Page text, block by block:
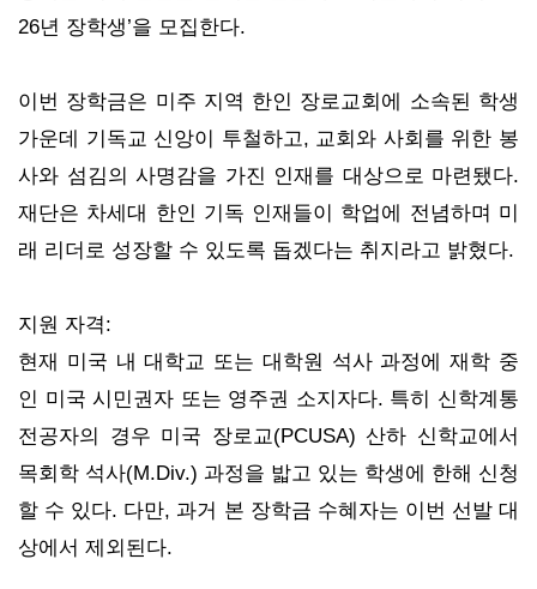
26년 장학생’을 모집한다.
이번 장학금은 미주 지역 한인 장로교회에 소속된 학생
가운데 기독교 신앙이 투철하고, 교회와 사회를 위한 봉
사와 섬김의 사명감을 가진 인재를 대상으로 마련됐다.
재단은 차세대 한인 기독 인재들이 학업에 전념하며 미
래 리더로 성장할 수 있도록 돕겠다는 취지라고 밝혔다.
지원 자격:
현재 미국 내 대학교 또는 대학원 석사 과정에 재학 중
인 미국 시민권자 또는 영주권 소지자다. 특히 신학계통
전공자의 경우 미국 장로교(PCUSA) 산하 신학교에서
목회학 석사(M.Div.) 과정을 밟고 있는 학생에 한해 신청
할 수 있다. 다만, 과거 본 장학금 수혜자는 이번 선발 대
상에서 제외된다.